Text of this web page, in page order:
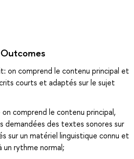
on comprend le contenu principal et
courts et adaptés sur le sujet
comprend le contenu principal,
demandées des textes sonores sur
sur un matériel linguistique connu et
rythme normal;